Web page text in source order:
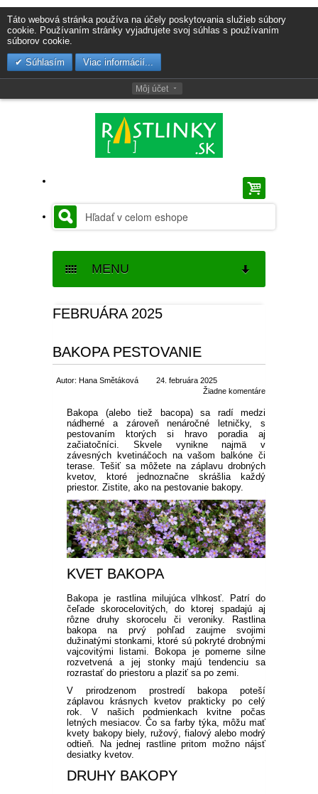
Táto webová stránka používa na účely poskytovania služieb súbory
cookie. Používaním stránky vyjadrujete svoj súhlas s používaním
súborov cookie.
Súhlasím
Viac informácií...
Môj účet
MENU
SEMENÁ
SEMENÁ BALKÓNOVÝCH
DVOJROČKY
SEMENÁ LETNIČIEK
SEMENÁ STROMOV
SEMENÁ TRVALIEK
SEMENÁ ZELENINY
LISTOVÁ ZELENINA
PLODOVÁ ZELENINA
KOREŇOVÁ ZELENINA
STRUKOVÁ ZELENINA
HLÚBOVÁ ZELENINA
CIBUĽOVÁ ZELENINA
SEMENÁ LÚČNYCH KVETOV
BIO SEMENÁ
SUBSTRÁTY A ZEMINY
JARNÉ CIBUĽOVINY
NARCISY
SKALKOVÉ
VYŠŠIE
PLNOKVETÉ
OSTATNÉ
TULIPÁNY
SKALKOVÉ
JEDNODUCHÉ KLASICKÉ
OSTATNÉ
ŠAFRANY
BOTANICKÉ
KVITNÚCE NA JESEŇ
HYACINTY
OKRASNÉ CESNAKY
LETNÉ CIBUĽOVINY
ĽALIE
NÍZKE ĽALIE
VYSOKÉ ĽALIE
KORNÚTOVKY
GLADIOLY
BEGÓNIE
STRAPKATÉ
VEĽKOKVETÉ
OSTATNÉ
ROZMANITÉ CIBUĽOVINY
KOSATCE
ZORNICE
GEORGÍNY
BALKÓNOVÉ
MUŠKÁTY
ANGLICKÉ MUŠKÁTY
MUŠKÁTY PREVISLÉ
MUŠKÁTY VZPRIAMENÉ
PELARGÓNIE NETRADIČNÉ
PETÚNIE
DROBNOKVETÉ PETÚNIE
VEĽKOKVETÉ PETÚNIE
FUCHSIE
OVOCIE A ZELENINA
BYLINKY NA BALKÓN
ČREPNÍKOVÉ RASTLINY
ČREPNÍKOVÉ KVETY
BALKÓNOVÉ KVETY NA
PRIAME SLNKO
NEMESIA
ČIERNOOKÁ ZUZANA
VERBENA
BALKÓNOVÉ KVETY
VHODNÉ DO TIEŇA /
POLOTIEŇA
KOLEUS
RASTLINY OKRASNÉ
PRÍSLUŠENSTVO K
BALKÓNOVÝM RASTLINÁM
OKRASNÉ
IHLIČNANY
TUJE
CYPRUŠTEKY
BORIEVKY
OKRASNÉ BOROVICE
OKRASNÉ JEDLE
OKRASNÉ SMREKY
IHLIČNANY NA KMIENKU
TRPASLIČIE IHLIČNANY
OKRASNÉ IHLIČNANY
OSTATNÉ
LISTNATÉ STROMY
OKRASNÉ JAVORY
KVITNÚCE STROMY
STĹPOVITÉ OKRASNÉ
STROMY
OKRASNÉ KRÍKY
OKRASNÉ KRÍKY
VŽDYZELENÉ
OKRASNÉ KRÍKY DO TIEŇA
KVITNÚCE KRÍKY NA SLNKO
KRÍKY KVITNÚCE V LETE
KRÍKY KVITNÚCE V ZIME
POPÍNAVÉ RASTLINY
BREČTANY
VISTÉRIA
PLAMIENKY
KVITNÚCE POPÍNAVÉ
RASTLINY
RUŽE
POPÍNAVÉ RUŽE
ČAJOHYBRIDY
MNOHOKVETÉ RUŽE
STROMČEKOVÉ RUŽE
OKRASNÉ TRÁVY
OKRASNÉ TRÁVY NÍZKE
KOSTRAVA
OSTRICA
NÍZKE OKRASNÉ TRÁVY
OSTATNÉ
OKRASNÉ TRÁVY VYSOKÉ
KORTADÉRIA
OZDOBNICA
TRVALKY
VYSOKÉ TRVALKY
NÍZKE TRVALKY
TRVALKY DO TIEŇA
ŽIVÉ PLOTY
NEOPADAVÝ ŽIVÝ PLOT
OPADAVÝ ŽIVÝ PLOT
HORTENZIE
HORTENZIE METLINATÉ
SOLITÉRY
ÚŽITKOVÉ
JAHODY
SKORÉ JAHODY
POLOSKORÉ JAHODY
NESKORÉ JAHODY
STÁLEPLODIACE JAHODY
BIELE A LESNÉ JAHODY
OVOCNÉ DREVINY
JABLONE
LETNÉ JABLONE
ZIMNÉ JABLONE
REZISTENTNÉ JABLONE
STĹPOVITÉ JABLONE
HRUŠKY
ČEREŠŇE A VIŠNE
SLIVKY A RINGLÓTY
MARHULE
BROSKYNE A NEKTARINKY
ZAKRSLÉ OVOCNÉ STROMY
DROBNÉ OVOCIE
BRUSNICE
ČUČORIEDKY
ČERNICE
EGREŠE
MALINY
RÍBEZLE
NETRADIČNÉ OVOCIE
ARÓNIA
FIGOVNÍK
HURMIKAKI
KIWI
MUCHOVNÍK
VINIČ
PRIESADY ZELENINY
PRIESADY PARADAJOK
PRIESADY UHORIEK
SADBOVÉ ZEMIAKY
PRÍSLUŠENSTVO K
ÚŽITKOVEJ ZÁHRADE
TIPY
AKCIE
ZĽAVA 50 %
ZĽAVA 70 %
ZĽAVA 30 %
ZĽAVA 10 %
FEBRUÁRA 2025
BAKOPA PESTOVANIE
Autor: Hana Smětáková
24. februára 2025
Žiadne komentáre
Bakopa (alebo tiež bacopa) sa radí medzi
nádherné a zároveň nenáročné letničky, s
pestovaním ktorých si hravo poradia aj
začiatočníci. Skvele vynikne najmä v
závesných kvetináčoch na vašom balkóne či
terase. Tešiť sa môžete na záplavu drobných
kvetov, ktoré jednoznačne skrášlia každý
priestor. Zistite, ako na pestovanie bakopy.
KVET BAKOPA
Bakopa je rastlina milujúca vlhkosť. Patrí do
čeľade skorocelovitých, do ktorej spadajú aj
rôzne druhy skorocelu či veroniky. Rastlina
bakopa na prvý pohľad zaujme svojimi
dužinatými stonkami, ktoré sú pokryté drobnými
vajcovitými listami. Bokopa je pomerne silne
rozvetvená a jej stonky majú tendenciu sa
rozrastať do priestoru a plaziť sa po zemi.
V prirodzenom prostredí bakopa poteší
záplavou krásnych kvetov prakticky po celý
rok. V našich podmienkach kvitne počas
letných mesiacov. Čo sa farby týka, môžu mať
kvety bakopy biely, ružový, fialový alebo modrý
odtieň. Na jednej rastline pritom možno nájsť
desiatky kvetov.
DRUHY BAKOPY